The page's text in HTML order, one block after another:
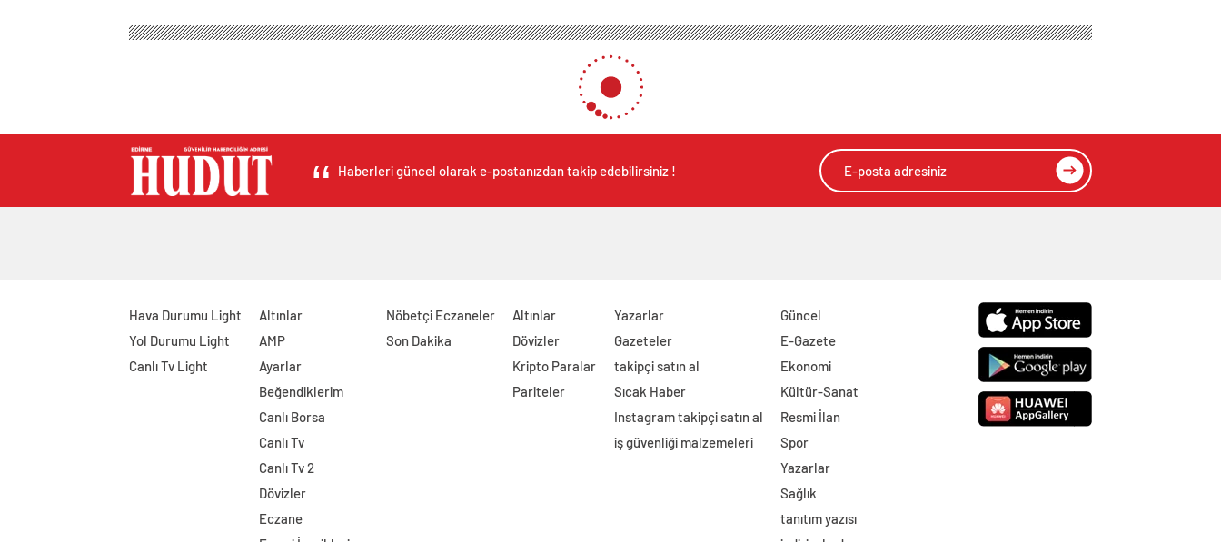
Haberleri güncel olarak e-postanızdan takip edebilirsiniz !
Hava Durumu Light
Yol Durumu Light
Canlı Tv Light
Altınlar
AMP
Ayarlar
Beğendiklerim
Canlı Borsa
Canlı Tv
Canlı Tv 2
Dövizler
Eczane
Nöbetçi Eczaneler
Son Dakika
Altınlar
Dövizler
Kripto Paralar
Pariteler
Yazarlar
Gazeteler
takipçi satın al
Sıcak Haber
Instagram takipçi satın al
iş güvenliği malzemeleri
Güncel
E-Gazete
Ekonomi
Kültür-Sanat
Resmi İlan
Spor
Yazarlar
Sağlık
tanıtım yazısı